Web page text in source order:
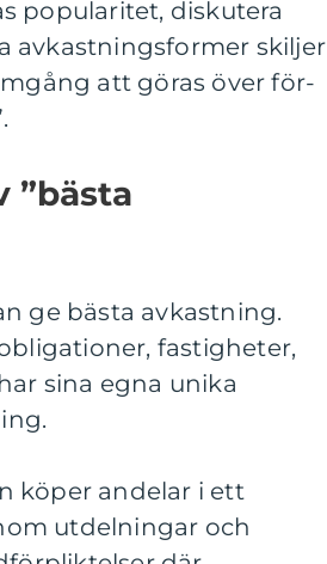
popularitet, diskutera
avkastningsformer skiljer
att göras över för-
”bästa
ge bästa avkastning.
fastigheter,
sina egna unika
köper andelar i ett
utdelningar och